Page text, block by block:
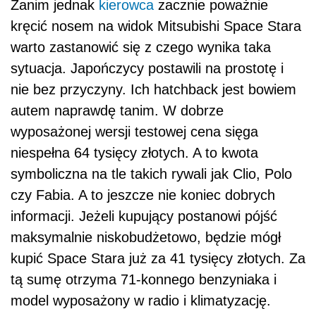
Zanim jednak kierowca zacznie poważnie
kręcić nosem na widok Mitsubishi Space Stara
warto zastanowić się z czego wynika taka
sytuacja. Japończycy postawili na prostotę i
nie bez przyczyny. Ich hatchback jest bowiem
autem naprawdę tanim. W dobrze
wyposażonej wersji testowej cena sięga
niespełna 64 tysięcy złotych. A to kwota
symboliczna na tle takich rywali jak Clio, Polo
czy Fabia. A to jeszcze nie koniec dobrych
informacji. Jeżeli kupujący postanowi pójść
maksymalnie niskobudżetowo, będzie mógł
kupić Space Stara już za 41 tysięcy złotych. Za
tą sumę otrzyma 71-konnego benzyniaka i
model wyposażony w radio i klimatyzację.